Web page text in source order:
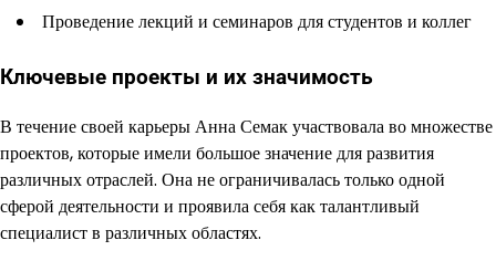
Проведение лекций и семинаров для студентов и коллег
Ключевые проекты и их значимость
В течение своей карьеры Анна Семак участвовала во множестве
проектов, которые имели большое значение для развития
различных отраслей. Она не ограничивалась только одной
сферой деятельности и проявила себя как талантливый
специалист в различных областях.